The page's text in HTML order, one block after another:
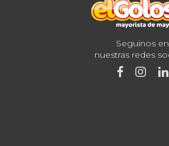
Seguinos en
nuestras redes